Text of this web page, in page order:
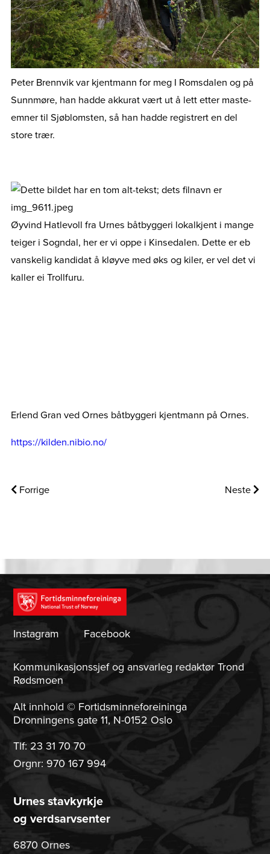
Peter Brennvik var kjentmann for meg I Romsdalen og på
Sunnmøre, han hadde akkurat vært ut å lett etter maste-
emner til Sjøblomsten, så han hadde registrert en del
store trær.
Øyvind Hatlevoll fra Urnes båtbyggeri lokalkjent i mange
teiger i Sogndal, her er vi oppe i Kinsedalen. Dette er eb
vanskelig kandidat å kløyve med øks og kiler, er vel det vi
kaller ei Trollfuru.
Erlend Gran ved Ornes båtbyggeri kjentmann på Ornes.
https://kilden.nibio.no/
Forrige Neste
Instagram Facebook
Kommunikasjonssjef og ansvarleg redaktør Trond
Rødsmoen
Alt innhold © Fortidsminneforeininga
Dronningens gate 11, N-0152 Oslo
Tlf: 23 31 70 70
Orgnr: 970 167 994
Urnes stavkyrkje
og verdsarvsenter
6870 Ornes